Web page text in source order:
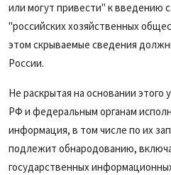
или могут привести" к введению
"российских хозяйственных
этом скрываемые сведения
России.
Не раскрытая на основании этого
РФ и федеральным органам
информация, в том числе по их
подлежит обнародованию,
государственных